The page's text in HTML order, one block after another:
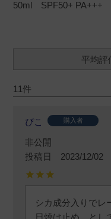
50ml SPF50+ PA+++
11
ぴこ 購入者
非公開
投稿日
2023/12/02
シカ成分入りでレ